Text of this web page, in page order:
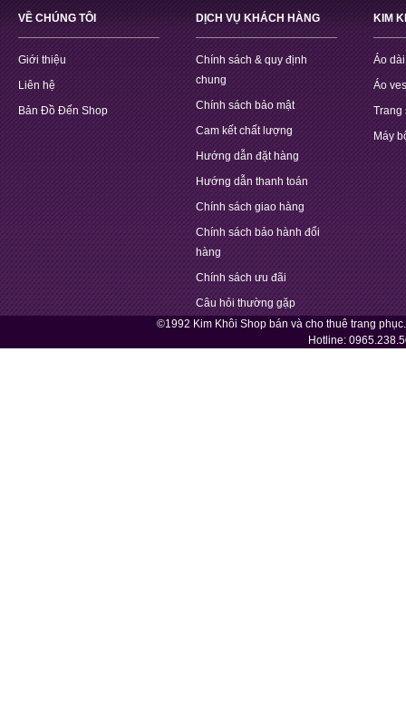
VỀ CHÚNG TÔI
Giới thiệu
Liên hệ
Bản Đồ Đến Shop
DỊCH VỤ KHÁCH HÀNG
Chính sách & quy định
chung
Chính sách bảo mật
Cam kết chất lượng
Hướng dẫn đặt hàng
Hướng dẫn thanh toán
Chính sách giao hàng
Chính sách bảo hành đổi
hàng
Chính sách ưu đãi
Câu hỏi thường gặp
KIM
Áo
Áo
Trang
Máy
©1992 Kim Khôi Shop bán và cho thuê trang
Hotline: